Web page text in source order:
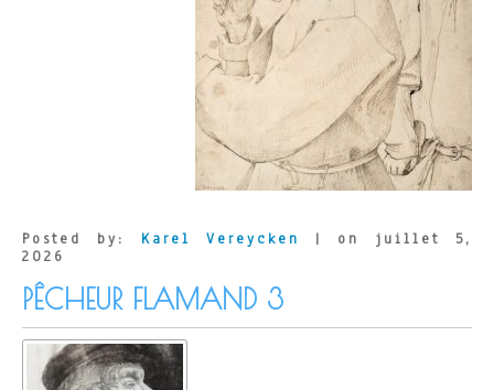
Posted by: Karel Vereycken
| on juillet 5,
2026
PÊCHEUR FLAMAND 3